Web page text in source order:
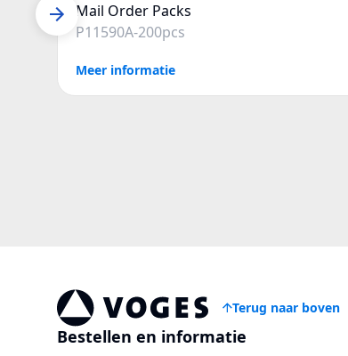
Mail Order Packs
P11590A-200pcs
Meer informatie
Voges Online Store
Terug naar boven
Bestellen en informatie